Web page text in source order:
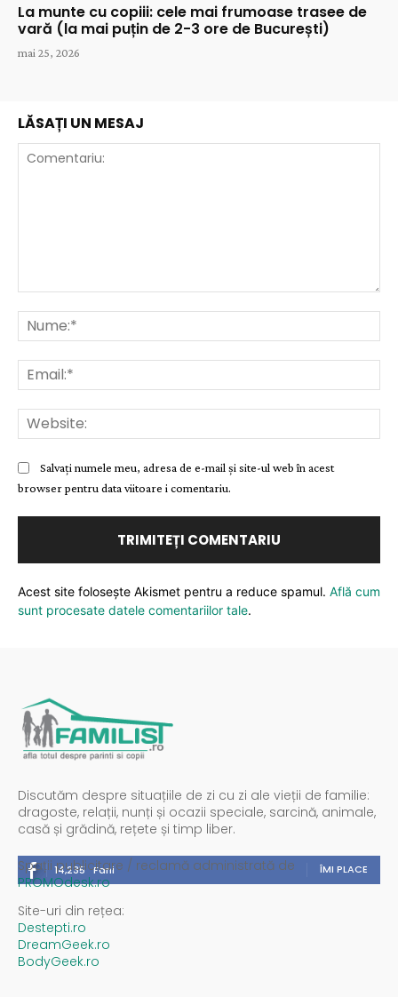
La munte cu copiii: cele mai frumoase trasee de
vară (la mai puțin de 2-3 ore de București)
mai 25, 2026
LĂSAȚI UN MESAJ
Salvați numele meu, adresa de e-mail și site-ul web în acest
browser pentru data viitoare i comentariu.
Acest site folosește Akismet pentru a reduce spamul. Află cum
sunt procesate datele comentariilor tale.
Discutăm despre situațiile de zi cu zi ale vieții de familie:
dragoste, relații, nunți și ocazii speciale, sarcină, animale,
casă și grădină, rețete și timp liber.
14,235 Fani ÎMI PLACE
Spații publicitare / reclamă administrată de
PROMOdesk.ro
Site-uri din rețea:
Destepti.ro
DreamGeek.ro
BodyGeek.ro